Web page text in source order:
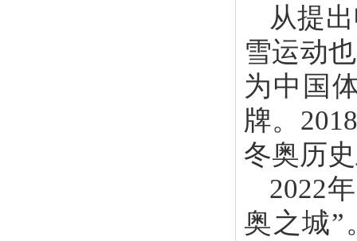
从提
雪运动
为中国
牌。
冬奥历
2022
奥之城”